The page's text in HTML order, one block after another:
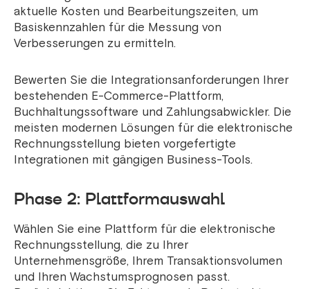
aktuelle Kosten und Bearbeitungszeiten, um
Basiskennzahlen für die Messung von
Verbesserungen zu ermitteln.
Bewerten Sie die Integrationsanforderungen Ihrer
bestehenden E-Commerce-Plattform,
Buchhaltungssoftware und Zahlungsabwickler. Die
meisten modernen Lösungen für die elektronische
Rechnungsstellung bieten vorgefertigte
Integrationen mit gängigen Business-Tools.
Phase 2: Plattformauswahl
Wählen Sie eine Plattform für die elektronische
Rechnungsstellung, die zu Ihrer
Unternehmensgröße, Ihrem Transaktionsvolumen
und Ihren Wachstumsprognosen passt.